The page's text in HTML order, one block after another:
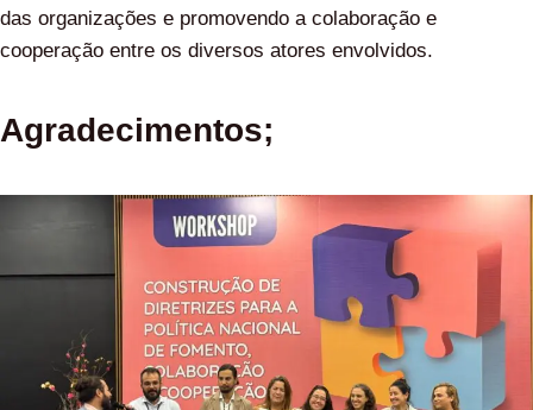
das organizações e promovendo a colaboração e
cooperação entre os diversos atores envolvidos.
Agradecimentos;